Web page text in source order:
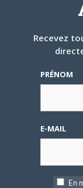
– Spécial
disponible !
Recevez
PRÉNOM
E-MAIL
En